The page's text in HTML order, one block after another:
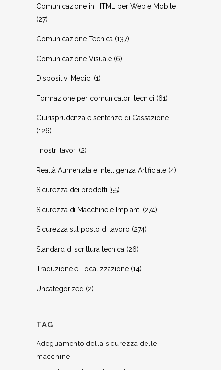
Comunicazione in HTML per Web e Mobile
(27)
Comunicazione Tecnica (137)
Comunicazione Visuale (6)
Dispositivi Medici (1)
Formazione per comunicatori tecnici (61)
Giurisprudenza e sentenze di Cassazione
(126)
I nostri lavori (2)
Realtà Aumentata e Intelligenza Artificiale (4)
Sicurezza dei prodotti (55)
Sicurezza di Macchine e Impianti (274)
Sicurezza sul posto di lavoro (274)
Standard di scrittura tecnica (26)
Traduzione e Localizzazione (14)
Uncategorized (2)
TAG
Adeguamento della sicurezza delle
macchine